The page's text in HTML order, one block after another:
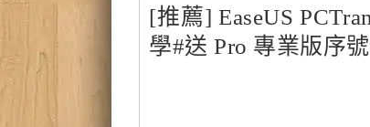
[推薦] EaseUS
學#送 Pro 專業版序